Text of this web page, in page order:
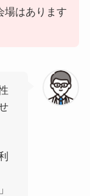
場はあります